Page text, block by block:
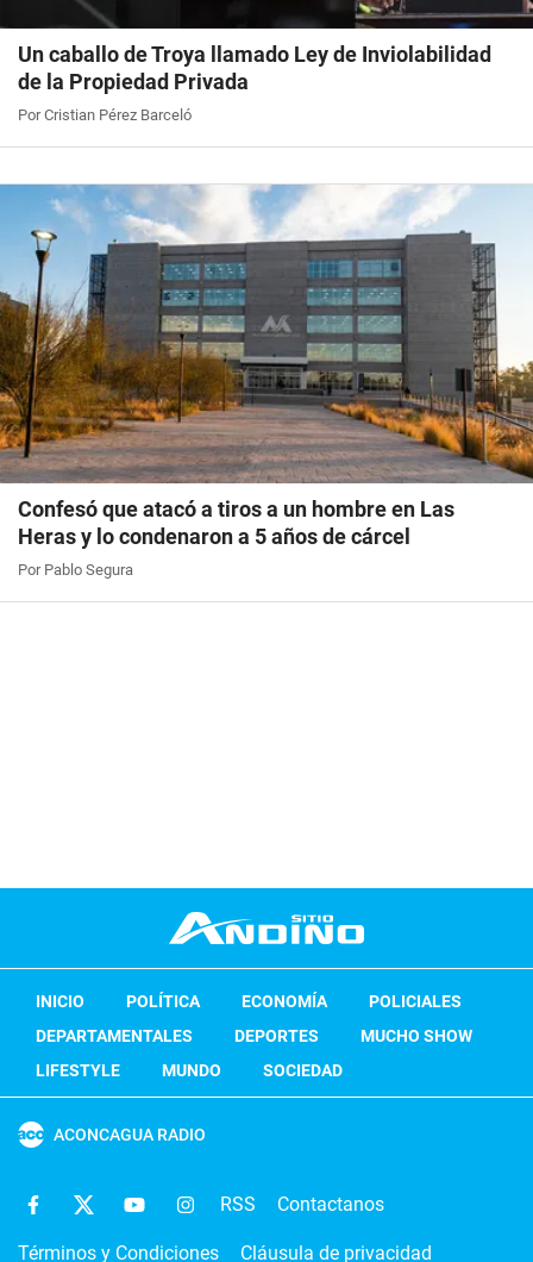
Un caballo de Troya llamado Ley de Inviolabilidad
de la Propiedad Privada
Por Cristian Pérez Barceló
Confesó que atacó a tiros a un hombre en Las
Heras y lo condenaron a 5 años de cárcel
Por Pablo Segura
INICIO POLÍTICA ECONOMÍA
POLICIALES
DEPARTAMENTALES
DEPORTES
MUCHO SHOW
LIFESTYLE
MUNDO SOCIEDAD
ACONCAGUA RADIO
RSS Contactanos
Términos y Condiciones Cláusula de privacidad